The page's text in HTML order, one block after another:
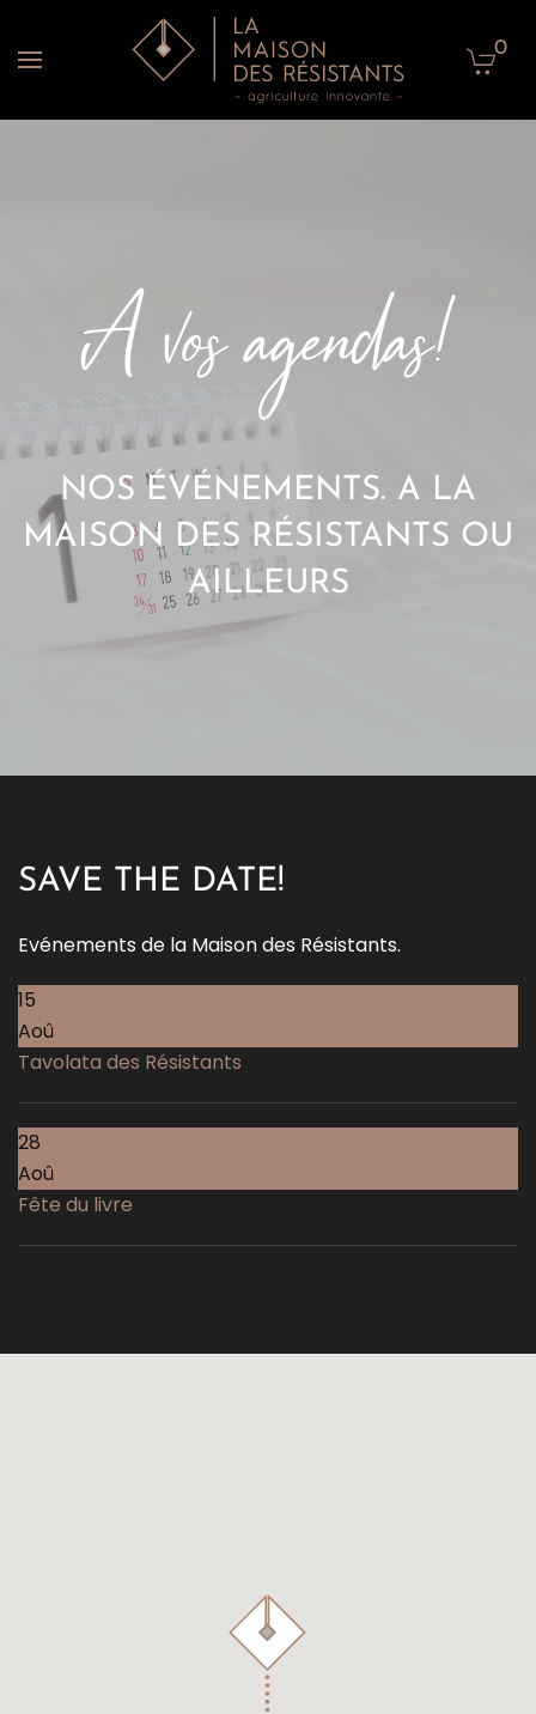
Accéder au contenu principal 0
NOS ÉVÉNEMENTS. A LA
MAISON DES RÉSISTANTS OU
AILLEURS
SAVE THE DATE!
Evénements de la Maison des Résistants.
15
Aoû
Tavolata des Résistants
28
Aoû
Fête du livre